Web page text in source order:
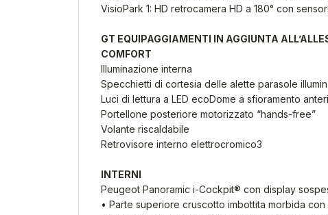
VisioPark 1: HD retrocamera HD a 180° con
GT EQUIPAGGIAMENTI IN AGGIUNTA
COMFORT
Illuminazione interna
Specchietti di cortesia delle alette parasole
Luci di lettura a LED ecoDome a sfioramento
Portellone posteriore motorizzato “hands-free”
Volante riscaldabile
Retrovisore interno elettrocromico3
INTERNI
Peugeot Panoramic i-Cockpit® con display
• Parte superiore cruscotto imbottita morbida